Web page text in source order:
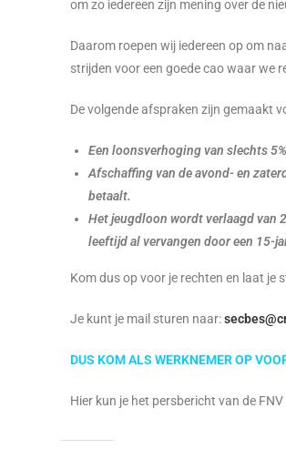
om zo iedereen zijn mening over de
Daarom roepen wij iedereen op om
strijden voor een goede cao waar we
De volgende afspraken zijn gemaakt
Een loonsverhoging van slechts
Afschaffing van de avond- en
betaalt.
Het jeugdloon wordt verlaagd van
leeftijd al vervangen door een 15-
Kom dus op voor je rechten en laat je
Je kunt je mail sturen naar:
DUS KOM ALS WERKNEMER OP
Hier kun je het persbericht van de